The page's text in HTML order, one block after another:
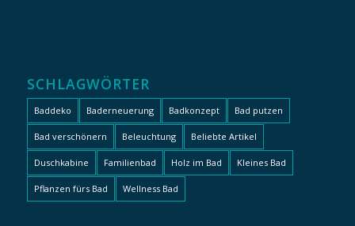
SCHLAGWÖRTER
Baddeko Baderneuerung Badkonzept Bad putzen
Bad verschönern Beleuchtung Beliebte Artikel
Duschkabine Familienbad Holz im Bad Kleines Bad
Pflanzen fürs Bad Wellness Bad